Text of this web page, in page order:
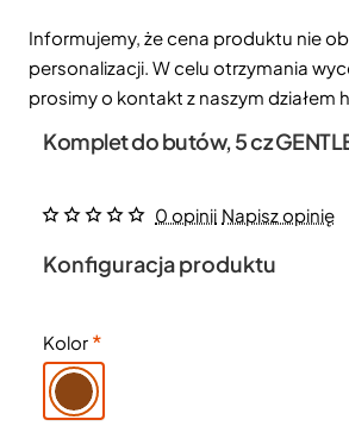
Informujemy, że cena produktu nie
personalizacji. W celu otrzymania
prosimy o kontakt z naszym działem
Komplet do butów, 5 cz
0 opinii Napisz opinię
Konfiguracja produktu
Kolor